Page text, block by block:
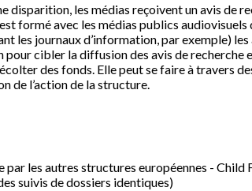
disparition, les médias reçoivent un avis de
formé avec les médias publics
les journaux d’information, par exemple) les
cibler la diffusion des avis de recherche
des fonds. Elle peut se faire à travers
de l’action de la structure.
les autres structures européennes - Child
suivis de dossiers identiques)